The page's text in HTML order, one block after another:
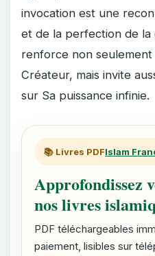
invocation est une
et de la perfection de la
renforce non
Créateur, mais invite
sur Sa puissance infinie.
📚 Livres PDFIslam
Approfondissez
nos livres
PDF téléchargeables
paiement, lisibles sur